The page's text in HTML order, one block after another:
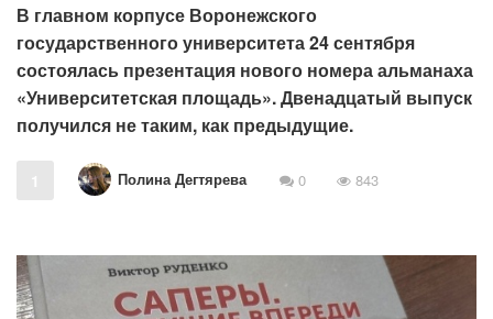
В главном корпусе Воронежского
государственного университета 24 сентября
состоялась презентация нового номера альманаха
«Университетская площадь». Двенадцатый выпуск
получился не таким, как предыдущие.
1 Полина Дегтярева 0 843